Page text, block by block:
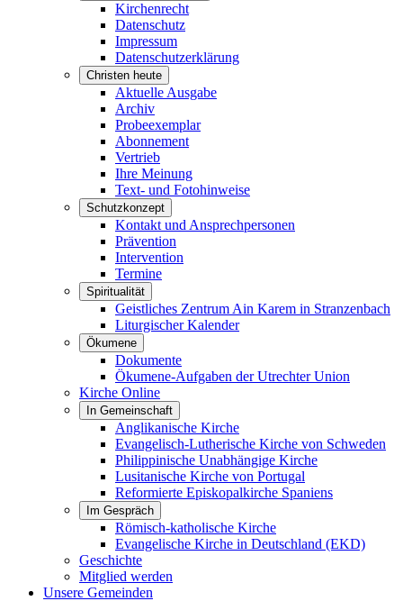
Kirchenrecht
Datenschutz
Impressum
Datenschutzerklärung
Christen heute
Aktuelle Ausgabe
Archiv
Probeexemplar
Abonnement
Vertrieb
Ihre Meinung
Text- und Fotohinweise
Schutzkonzept
Kontakt und Ansprechpersonen
Prävention
Intervention
Termine
Spiritualität
Geistliches Zentrum Ain Karem in Stranzenbach
Liturgischer Kalender
Ökumene
Dokumente
Ökumene-Aufgaben der Utrechter Union
Kirche Online
In Gemeinschaft
Anglikanische Kirche
Evangelisch-Lutherische Kirche von Schweden
Philippinische Unabhängige Kirche
Lusitanische Kirche von Portugal
Reformierte Episkopalkirche Spaniens
Im Gespräch
Römisch-katholische Kirche
Evangelische Kirche in Deutschland (EKD)
Geschichte
Mitglied werden
Unsere Gemeinden